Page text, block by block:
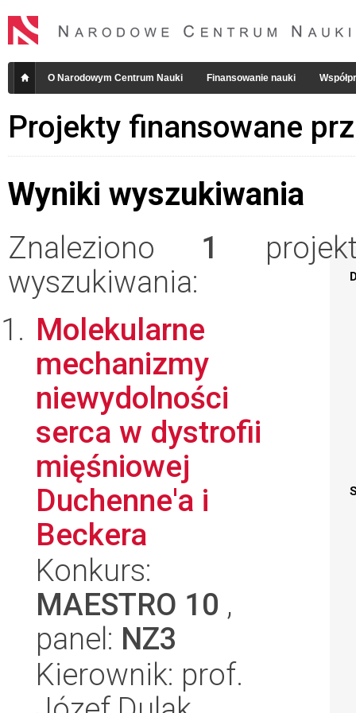
O Narodowym Centrum Nauki Finansowanie nauki
Projekty finansowane
Wyniki wyszukiwania
Znaleziono 1
wyszukiwania:
Molekularne
mechanizmy
niewydolności
serca w dystrofii
mięśniowej
Duchenne'a i
Beckera
Konkurs:
MAESTRO 10 ,
panel: NZ3
Kierownik: prof.